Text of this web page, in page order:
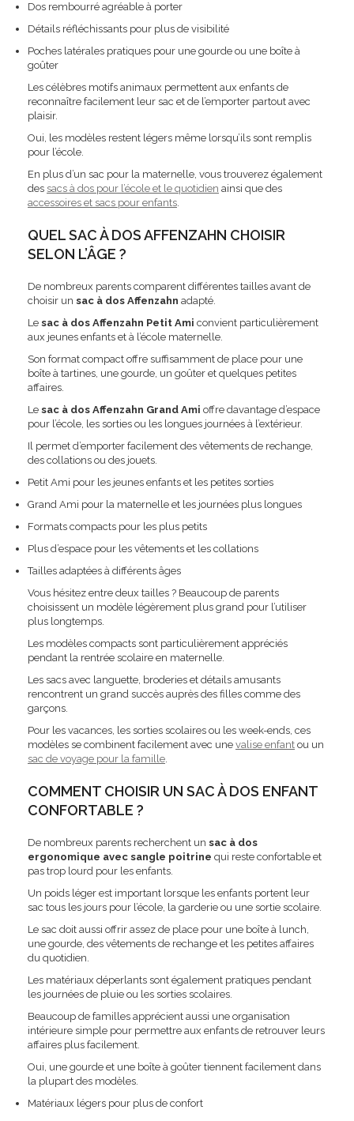
Dos rembourré agréable à porter
Détails réfléchissants pour plus de visibilité
Poches latérales pratiques pour une gourde ou une boîte à
goûter
Les célèbres motifs animaux permettent aux enfants de
reconnaître facilement leur sac et de l’emporter partout avec
plaisir.
Oui, les modèles restent légers même lorsqu’ils sont remplis
pour l’école.
En plus d’un sac pour la maternelle, vous trouverez également
des sacs à dos pour l’école et le quotidien ainsi que des
accessoires et sacs pour enfants.
QUEL SAC À DOS AFFENZAHN CHOISIR
SELON L’ÂGE ?
De nombreux parents comparent différentes tailles avant de
choisir un sac à dos Affenzahn adapté.
Le sac à dos Affenzahn Petit Ami convient particulièrement
aux jeunes enfants et à l’école maternelle.
Son format compact offre suffisamment de place pour une
boîte à tartines, une gourde, un goûter et quelques petites
affaires.
Le sac à dos Affenzahn Grand Ami offre davantage d’espace
pour l’école, les sorties ou les longues journées à l’extérieur.
Il permet d’emporter facilement des vêtements de rechange,
des collations ou des jouets.
Petit Ami pour les jeunes enfants et les petites sorties
Grand Ami pour la maternelle et les journées plus longues
Formats compacts pour les plus petits
Plus d’espace pour les vêtements et les collations
Tailles adaptées à différents âges
Vous hésitez entre deux tailles ? Beaucoup de parents
choisissent un modèle légèrement plus grand pour l’utiliser
plus longtemps.
Les modèles compacts sont particulièrement appréciés
pendant la rentrée scolaire en maternelle.
Les sacs avec languette, broderies et détails amusants
rencontrent un grand succès auprès des filles comme des
garçons.
Pour les vacances, les sorties scolaires ou les week-ends, ces
modèles se combinent facilement avec une valise enfant ou un
sac de voyage pour la famille.
COMMENT CHOISIR UN SAC À DOS ENFANT
CONFORTABLE ?
De nombreux parents recherchent un sac à dos
ergonomique avec sangle poitrine qui reste confortable et
pas trop lourd pour les enfants.
Un poids léger est important lorsque les enfants portent leur
sac tous les jours pour l’école, la garderie ou une sortie scolaire.
Le sac doit aussi offrir assez de place pour une boîte à lunch,
une gourde, des vêtements de rechange et les petites affaires
du quotidien.
Les matériaux déperlants sont également pratiques pendant
les journées de pluie ou les sorties scolaires.
Beaucoup de familles apprécient aussi une organisation
intérieure simple pour permettre aux enfants de retrouver leurs
affaires plus facilement.
Oui, une gourde et une boîte à goûter tiennent facilement dans
la plupart des modèles.
Matériaux légers pour plus de confort